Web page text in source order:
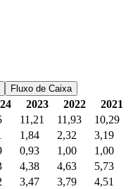
Fluxo de Caixa
2023 2022
2021
11,21 11,93
10,29
1,84 2,32
3,19
0,93 1,00
1,00
4,38 4,63
5,73
3,47 3,79
4,51